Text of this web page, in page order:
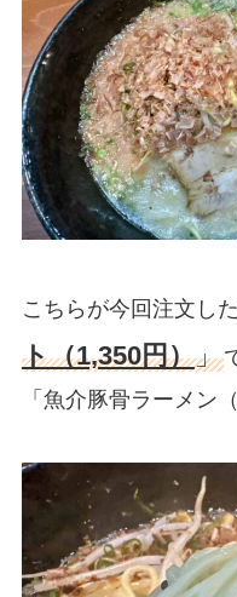
こちらが今回注文し
ト（1,350円）」
「魚介豚骨ラーメン